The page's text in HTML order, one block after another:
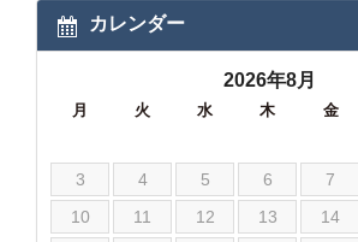
カレンダー
2026年8月
月 火 水 木 金
3
4 5 6 7
10
11 12 13 14